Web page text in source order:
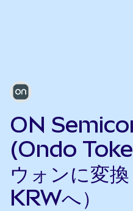
ON
(Ondo
ウォンに変
KRWへ）